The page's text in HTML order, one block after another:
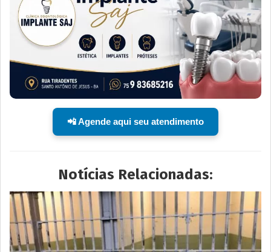
📲 Agende aqui seu atendimento
Notícias Relacionadas: